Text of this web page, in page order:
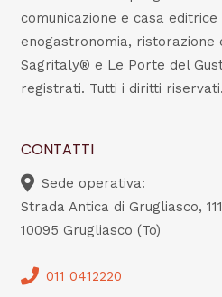
comunicazione e casa
enogastronomia, ristorazione
Sagritaly® e Le Porte del
registrati. Tutti i diritti riservati.
CONTATTI
Sede operativa:
Strada Antica di Grugliasco, 111
10095 Grugliasco (To)
011 0412220